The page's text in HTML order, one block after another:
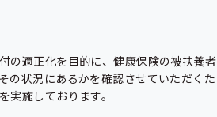
の適正化を目的に、健康保険の被扶養者
の状況にあるかを確認させていただくた
実施しております。